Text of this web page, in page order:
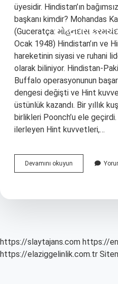
üyesidir. Hindistan’ın
başkanı kimdir? Mohandas
(Guceratça: મોહનદાસ
Ocak 1948) Hindistan’ın ve
hareketinin siyasi ve ruhani
olarak biliniyor. Hindistan-
Buffalo operasyonunun
dengesi değişti ve Hint
üstünlük kazandı. Bir yıllık
birlikleri Poonch’u ele
ilerleyen Hint kuvvetleri,…
Devamını okuyun Hindistan
Bagimsizligini
https://slaytajans.com https://
https://elaziggelinlik.com.tr